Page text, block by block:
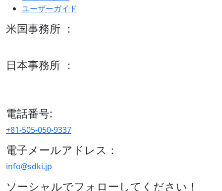
ユーザーガイド
米国事務所 ：
日本事務所 ：
電話番号:
+81-505-050-9337
電子メールアドレス：
info@sdki.jp
ソーシャルでフォローしてください！